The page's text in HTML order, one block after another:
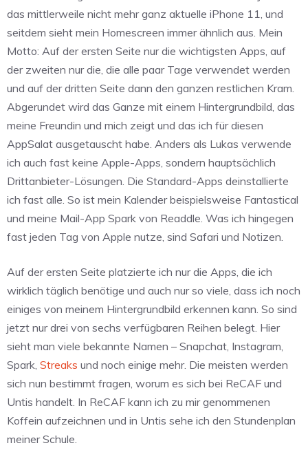
das mittlerweile nicht mehr ganz aktuelle iPhone 11, und
seitdem sieht mein Homescreen immer ähnlich aus. Mein
Motto: Auf der ersten Seite nur die wichtigsten Apps, auf
der zweiten nur die, die alle paar Tage verwendet werden
und auf der dritten Seite dann den ganzen restlichen Kram.
Abgerundet wird das Ganze mit einem Hintergrundbild, das
meine Freundin und mich zeigt und das ich für diesen
AppSalat ausgetauscht habe. Anders als Lukas verwende
ich auch fast keine Apple-Apps, sondern hauptsächlich
Drittanbieter-Lösungen. Die Standard-Apps deinstallierte
ich fast alle. So ist mein Kalender beispielsweise Fantastical
und meine Mail-App Spark von Readdle. Was ich hingegen
fast jeden Tag von Apple nutze, sind Safari und Notizen.
Auf der ersten Seite platzierte ich nur die Apps, die ich
wirklich täglich benötige und auch nur so viele, dass ich noch
einiges von meinem Hintergrundbild erkennen kann. So sind
jetzt nur drei von sechs verfügbaren Reihen belegt. Hier
sieht man viele bekannte Namen – Snapchat, Instagram,
Spark, Streaks und noch einige mehr. Die meisten werden
sich nun bestimmt fragen, worum es sich bei ReCAF und
Untis handelt. In ReCAF kann ich zu mir genommenen
Koffein aufzeichnen und in Untis sehe ich den Stundenplan
meiner Schule.